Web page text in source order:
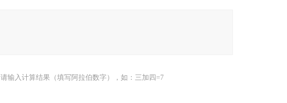
请输入计算结果（填写阿拉伯数字），如：三加四=7